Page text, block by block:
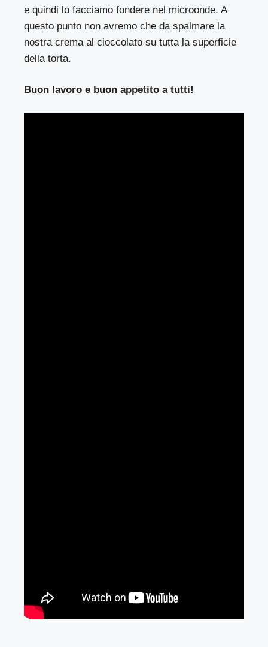
e quindi lo facciamo fondere nel microonde. A
questo punto non avremo che da spalmare la
nostra crema al cioccolato su tutta la superficie
della torta.
Buon lavoro e buon appetito a tutti!